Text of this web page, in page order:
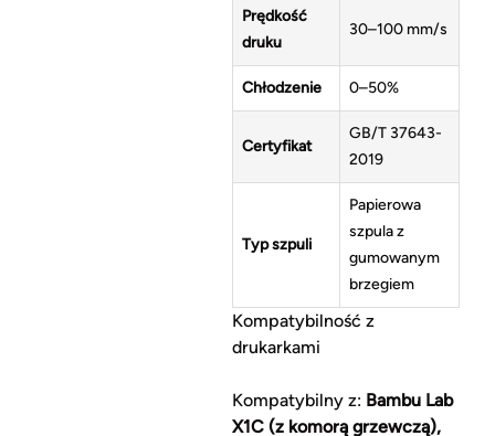
Prędkość
druku
30–100 mm/s
Chłodzenie 0–50%
Certyfikat
GB/T 37643-
2019
Typ szpuli
Papierowa
szpula z
gumowanym
brzegiem
Kompatybilność z
drukarkami
Kompatybilny z: Bambu Lab
X1C (z komorą grzewczą),